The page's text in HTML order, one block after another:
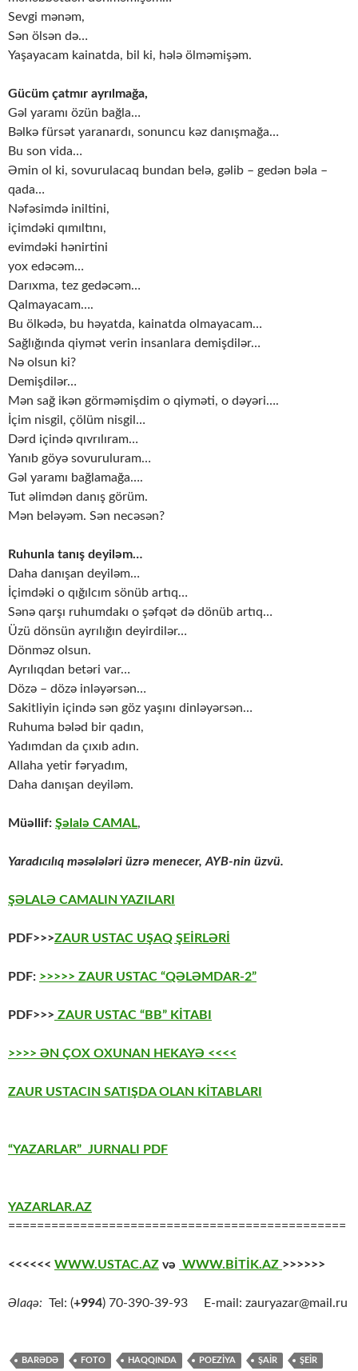
Sevgi mənəm,
Sən ölsən də…
Yaşayacam kainatda, bil ki, hələ ölməmişəm.
Gücüm çatmır ayrılmağa,
Gəl yaramı özün bağla…
Bəlkə fürsət yaranardı, sonuncu kəz danışmağa…
Bu son vida…
Əmin ol ki, sovurulacaq bundan belə, gəlib – gedən bəla –
qada…
Nəfəsimdə iniltini,
içimdəki qımıltını,
evimdəki hənirtini
yox edəcəm…
Darıxma, tez gedəcəm…
Qalmayacam….
Bu ölkədə, bu həyatda, kainatda olmayacam…
Sağlığında qiymət verin insanlara demişdilər…
Nə olsun ki?
Demişdilər…
Mən sağ ikən görməmişdim o qiyməti, o dəyəri….
İçim nisgil, çölüm nisgil…
Dərd içində qıvrılıram…
Yanıb göyə sovuruluram…
Gəl yaramı bağlamağa….
Tut əlimdən danış görüm.
Mən beləyəm. Sən necəsən?
Ruhunla tanış deyiləm…
Daha danışan deyiləm…
İçimdəki o qığılcım sönüb artıq…
Sənə qarşı ruhumdakı o şəfqət də dönüb artıq…
Üzü dönsün ayrılığın deyirdilər…
Dönməz olsun.
Ayrılıqdan betəri var…
Dözə – dözə inləyərsən…
Sakitliyin içində sən göz yaşını dinləyərsən…
Ruhuma bələd bir qadın,
Yadımdan da çıxıb adın.
Allaha yetir fəryadım,
Daha danışan deyiləm.
Müəllif: Şəlalə CAMAL,
Yaradıcılıq məsələləri üzrə menecer, AYB-nin üzvü.
ŞƏLALƏ CAMALIN YAZILARI
PDF>>>ZAUR USTAC UŞAQ ŞEİRLƏRİ
PDF: >>>>> ZAUR USTAC “QƏLƏMDAR-2”
PDF>>> ZAUR USTAC “BB” KİTABI
>>>> ƏN ÇOX OXUNAN HEKAYƏ <<<<
ZAUR USTACIN SATIŞDA OLAN KİTABLARI
“YAZARLAR” JURNALI PDF
YAZARLAR.AZ
===============================================
<<<<<< WWW.USTAC.AZ və WWW.BİTİK.AZ >>>>>>
Əlaqə: Tel: (+994) 70-390-39-93 E-mail: zauryazar@mail.ru
BARƏDƏ FOTO HAQQINDA POEZİYA ŞAİR ŞEİR